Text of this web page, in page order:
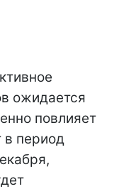
ожидается
повлияет
в период